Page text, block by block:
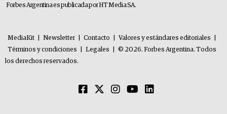
Forbes Argentina es publicada por HT Media SA.
MediaKit Newsletter Contacto Valores y estándares editoriales
Términos y condiciones
Legales
© 2026. Forbes Argentina. Todos
los derechos reservados.